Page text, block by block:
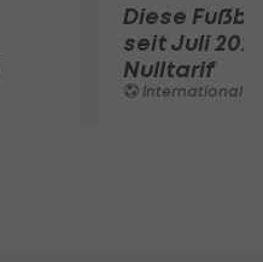
Diese
seit Juli
Nulltarif
International